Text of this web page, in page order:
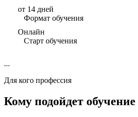
от 14 дней
Формат обучения
Онлайн
Старт обучения
...
Для кого профессия
Кому подойдет обучение